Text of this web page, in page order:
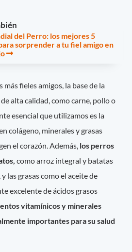
del Perro: los mejores 5
sorprender a tu fiel amigo en
más fieles amigos, la base de la
alta calidad, como carne, pollo o
esencial que utilizamos es la
colágeno, minerales y grasas
el corazón. Además, los perros
como arroz integral y batatas
las grasas como el aceite de
excelente de ácidos grasos
vitamínicos y minerales
importantes para su salud